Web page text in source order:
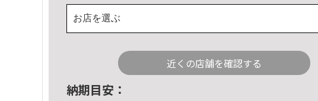
お店を選ぶ
近くの店舗を確認する
納期目安：